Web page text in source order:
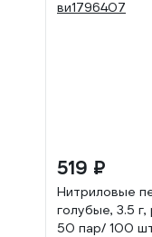
519 ₽
Нитриловые
голубые, 3.5
50 пар/ 100